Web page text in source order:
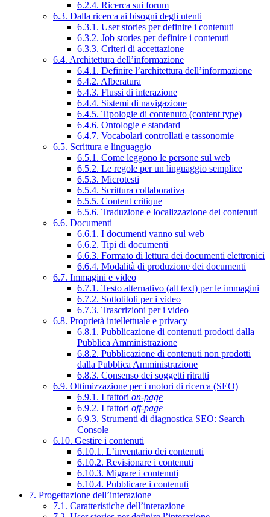
6.2.4. Ricerca sui forum
6.3. Dalla ricerca ai bisogni degli utenti
6.3.1. User stories per definire i contenuti
6.3.2. Job stories per definire i contenuti
6.3.3. Criteri di accettazione
6.4. Architettura dell’informazione
6.4.1. Definire l’architettura dell’informazione
6.4.2. Alberatura
6.4.3. Flussi di interazione
6.4.4. Sistemi di navigazione
6.4.5. Tipologie di contenuto (content type)
6.4.6. Ontologie e standard
6.4.7. Vocabolari controllati e tassonomie
6.5. Scrittura e linguaggio
6.5.1. Come leggono le persone sul web
6.5.2. Le regole per un linguaggio semplice
6.5.3. Microtesti
6.5.4. Scrittura collaborativa
6.5.5. Content critique
6.5.6. Traduzione e localizzazione dei contenuti
6.6. Documenti
6.6.1. I documenti vanno sul web
6.6.2. Tipi di documenti
6.6.3. Formato di lettura dei documenti elettronici
6.6.4. Modalità di produzione dei documenti
6.7. Immagini e video
6.7.1. Testo alternativo (alt text) per le immagini
6.7.2. Sottotitoli per i video
6.7.3. Trascrizioni per i video
6.8. Proprietà intellettuale e privacy
6.8.1. Pubblicazione di contenuti prodotti dalla
Pubblica Amministrazione
6.8.2. Pubblicazione di contenuti non prodotti
dalla Pubblica Amministrazione
6.8.3. Consenso dei soggetti ritratti
6.9. Ottimizzazione per i motori di ricerca (SEO)
6.9.1. I fattori on-page
6.9.2. I fattori off-page
6.9.3. Strumenti di diagnostica SEO: Search
Console
6.10. Gestire i contenuti
6.10.1. L’inventario dei contenuti
6.10.2. Revisionare i contenuti
6.10.3. Migrare i contenuti
6.10.4. Pubblicare i contenuti
7. Progettazione dell’interazione
7.1. Caratteristiche dell’interazione